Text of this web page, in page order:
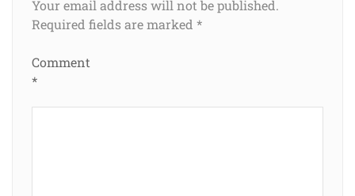
Your email address will not be published.
Required fields are marked *
Comment
*